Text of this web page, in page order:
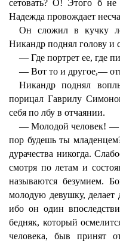
сетовать? О! Этого б
Надежда провождает
Он сложил в кучку
Никандр поднял голову и
— Где портрет ее, где
— Вот то и другое,—
Никандр поднял
порицал Гаврилу
себя по лбу в отчаянии.
— Молодой человек! —
пор будешь ты
дурачества никогда.
смотря по летам и
называются безумием.
молодую девушку, делает
ибо он один
бедняк, который
человека, быв принят